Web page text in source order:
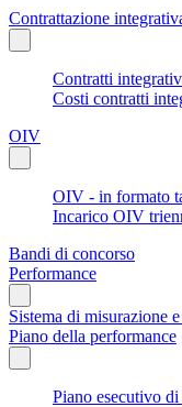
Contrattazione
Contratti
Costi contratti
OIV
OIV - in formato
Incarico OIV
Bandi di concorso
Performance
Sistema di misurazione
Piano della performance
Piano esecutivo di